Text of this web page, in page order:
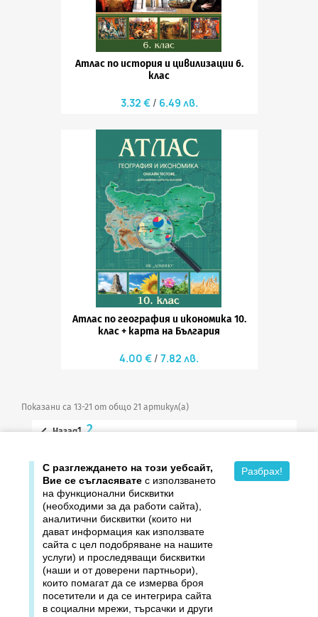
Атлас по история и цивилизации 6.
клас
3.32 € 6.49 лв.
Атлас по география и икономика 10.
клас + карта на България
4.00 € 7.82 лв.
Показани са 13-21 от общо 21 артикул(а)
Назад12
Върнете се в началото
Продукти
Издателство ДОМИНО
С разглеждането на този уебсайт,
Вие се съгласявате с използването
на функционални бисквитки
(необходими за да работи сайта),
аналитични бисквитки (които ни
дават информация как използвате
сайта с цел подобряване на нашите
услуги) и проследяващи бисквитки
(наши и от доверени партньори),
които помагат да се измерва броя
посетители и да се интегрира сайта
в социални мрежи, търсачки и други
Разбрах!